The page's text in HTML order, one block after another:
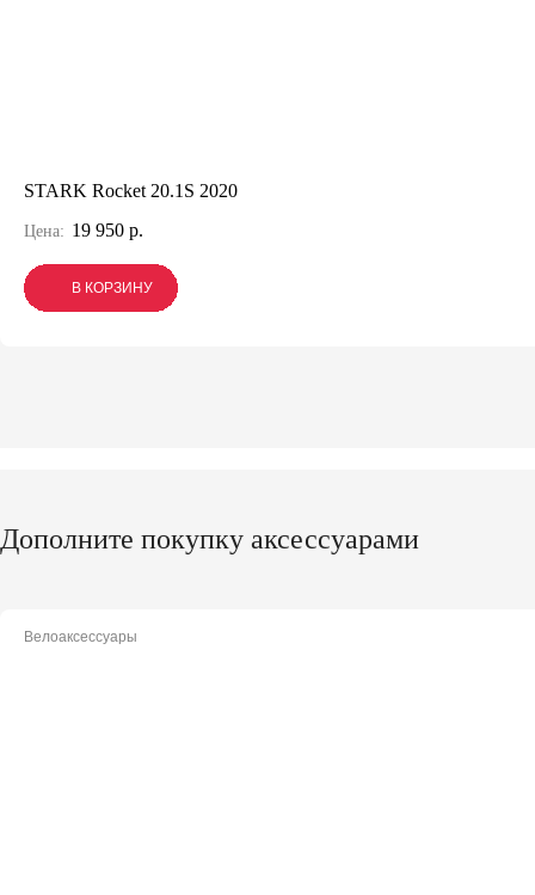
STARK Rocket 20.1S 2020
Цена: 19 950 р.
В КОРЗИНУ
В КОРЗИНУ
В КОРЗИНУ
Дополните покупку аксессуарами
Велоаксессуары